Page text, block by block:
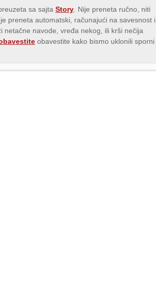
sa sajta Story . Nije preneta ručno, niti
preneta automatski, računajući na savesnost i
netačne navode, vređa nekog, ili krši nečija
obavestite kako bismo uklonili sporni